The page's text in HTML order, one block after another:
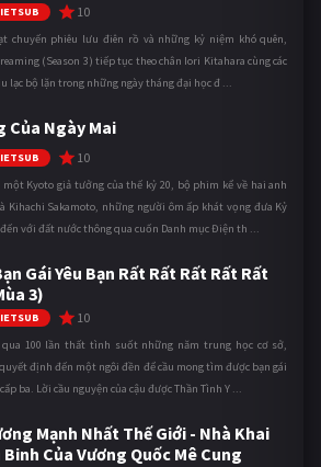
10
chuyến phiêu lưu điên rồ và những kỷ niệm khó quên,
(Season 3) tiếp tục theo chân Iori Kitahara cùng các
lạc bộ lặn trong những ngày tháng đại học đ ...
Của Ngày Mai
10
một Kyoto giả tưởng của thế kỷ 20, bộ phim kể về hai anh
Kihachi Sakamoto, những người ôm ấp khát vọng đưa Kỷ
với đất nước thông qua cuốn Danh mục Điện th ...
Gái Yêu Bạn Rất Rất Rất Rất Rất
3)
10
100 lần thất tình suốt những năm trung học cơ sở,
định đến một ngôi đền để cầu mong tìm được bạn gái
ba. Lời cầu nguyện của cậu được Thần Tình Y ...
Mạnh Nhất Thế Giới - Nhà Khai
Binh Của Vương Quốc Mê Cung